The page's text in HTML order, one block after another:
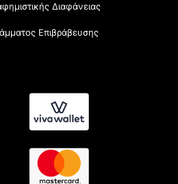
Διαφάνειας
Επιβράβευσης